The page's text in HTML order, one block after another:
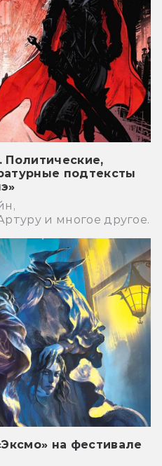
подтексты
и многое другое.
на фестивале